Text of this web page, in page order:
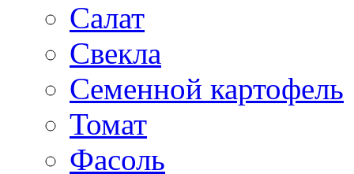
Салат
Свекла
Семенной картофель
Томат
Фасоль